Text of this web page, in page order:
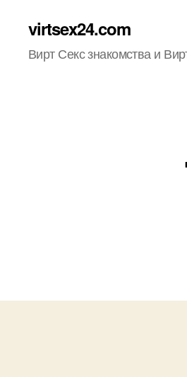
virtsex24.com
Вирт Секс знакомства и